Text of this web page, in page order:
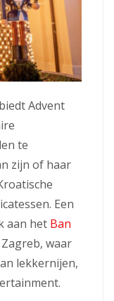
Advent
te
zijn of haar
Een
aan het Ban
waar
lekkernijen,